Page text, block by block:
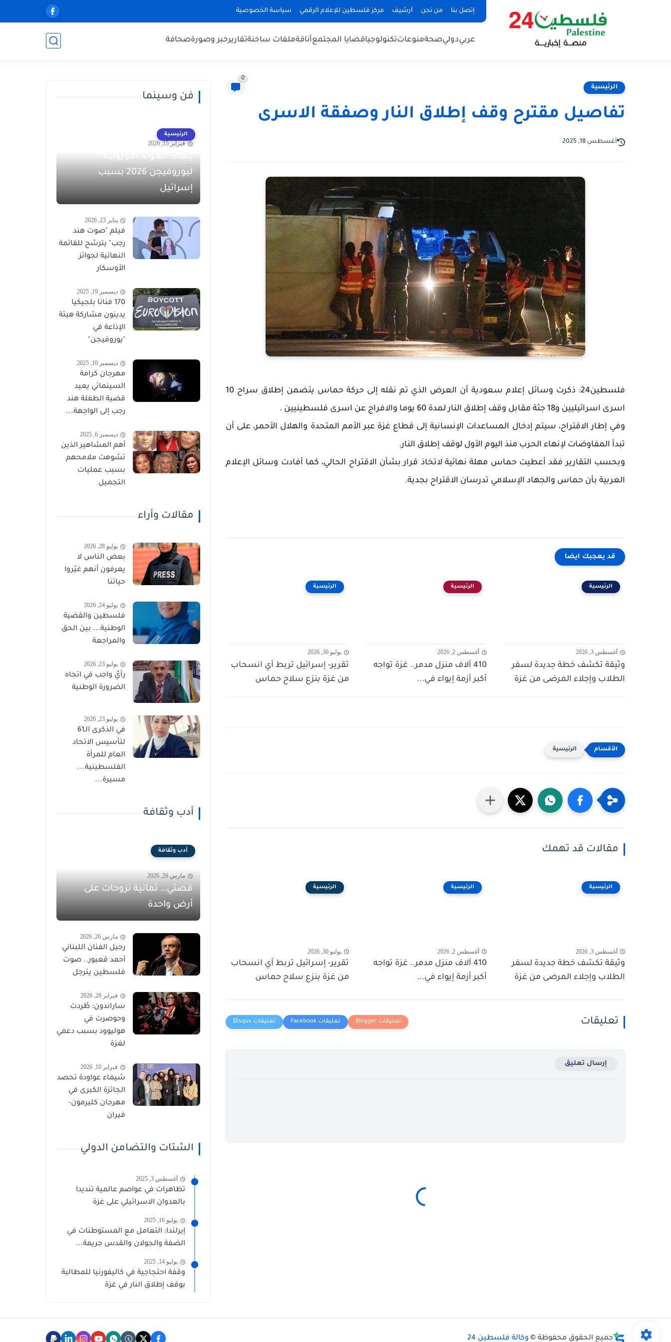
إتصل بنا من نحن أرشيف مركز فلسطين للإعلام الرقمي سياسة الخصوصية
عربيدوليصحةمنوعاتتكنولوجياقضايا المجتمعأناقةملفات ساخنةتقاريرخبر وصورةصحافة
الرئيسية
0
تفاصيل مقترح وقف إطلاق النار وصفقة الاسرى
أغسطس 18, 2025
فلسطين24: ذكرت وسائل إعلام سعودية أن العرض الذي تم نقله إلى حركة حماس يتضمن إطلاق سراح 10
اسرى اسرائيليين و18 جثة مقابل وقف إطلاق النار لمدة 60 يوما والافراج عن اسرى فلسطينيين .
وفي إطار الاقتراح، سيتم إدخال المساعدات الإنسانية إلى قطاع غزة عبر الأمم المتحدة والهلال الأحمر، على أن
تبدأ المفاوضات لإنهاء الحرب منذ اليوم الأول لوقف إطلاق النار.
وبحسب التقارير فقد أعطيت حماس مهلة نهائية لاتخاذ قرار بشأن الاقتراح الحالي، كما أفادت وسائل الإعلام
العربية بأن حماس والجهاد الإسلامي تدرسان الاقتراح بجدية.
قد يعجبك ايضا
الرئيسية
أغسطس 3, 2026
وثيقة تكشف خطة جديدة لسفر
الطلاب وإجلاء المرضى من غزة
الرئيسية
أغسطس 2, 2026
410 آلاف منزل مدمر.. غزة تواجه
أكبر أزمة إيواء في...
الرئيسية
يوليو 30, 2026
تقرير- إسرائيل تربط أي انسحاب
من غزة بنزع سلاح حماس
الرئيسية
مقالات قد تهمك
الرئيسية
أغسطس 3, 2026
وثيقة تكشف خطة جديدة لسفر
الطلاب وإجلاء المرضى من غزة
الرئيسية
أغسطس 2, 2026
410 آلاف منزل مدمر.. غزة تواجه
أكبر أزمة إيواء في...
الرئيسية
يوليو 30, 2026
تقرير- إسرائيل تربط أي انسحاب
من غزة بنزع سلاح حماس
تعليقات
إرسال تعليق
فن وسينما
الرئيسية
فبراير 15, 2026
إلغاء "الجولة الأوروبية"
ليوروفيجن 2026 بسبب
إسرائيل
يناير 23, 2026
فيلم "صوت هند
رجب" يترشح للقائمة
النهائية لجوائز
الأوسكار
ديسمبر 19, 2025
170 فنانا بلجيكيا
يدينون مشاركة هيئة
الإذاعة في
"يوروفيجن"
ديسمبر 10, 2025
مهرجان كرامة
السينمائي يعيد
قضية الطفلة هند
رجب إلى الواجهة...
ديسمبر 6, 2025
أهم المشاهير الذين
تشوهت ملامحهم
بسبب عمليات
التجميل
مقالات وأراء
يوليو 28, 2026
بعض الناس لا
يعرفون أنهم غيّروا
حياتنا
يوليو 24, 2026
فلسطين والقضية
الوطنية... بين الحق
والمراجعة
يوليو 23, 2026
رأيٌ واجب في اتجاه
الضرورة الوطنية
يوليو 23, 2026
في الذكرى الـ61
لتأسيس الاتحاد
العام للمرأة
الفلسطينية...
مسيرة...
أدب وثقافة
أدب وثقافة
مارس 26, 2026
قصتي… ثمانية نزوحات على
أرض واحدة
مارس 26, 2026
رحيل الفنان اللبناني
أحمد قعبور.. صوت
فلسطين يترجل
فبراير 28, 2026
ساراندون: طُردت
وحوصرت في
هوليوود بسبب دعمي
لغزة
فبراير 10, 2026
شيماء عواودة تحصد
الجائزة الكبرى في
مهرجان كليرمون-
فيران
الشتات والتضامن الدولي
أغسطس 3, 2025
تظاهرات في عواصم عالمية تنديدا
بالعدوان الاسرائيلي على غزة
يوليو 16, 2025
إيرلندا: التعامل مع المستوطنات في
الضفة والجولان والقدس جريمة...
يوليو 14, 2025
وقفة احتجاجية في كاليفورنيا للمطالبة
بوقف إطلاق النار في غزة
جميع الحقوق محفوظة © وكالة فلسطين 24